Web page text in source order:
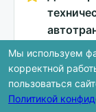
Автомобиль и
Мы используем
корректной
пользоваться
Политикой